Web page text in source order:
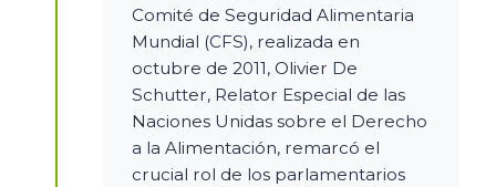
Comité de Seguridad Alimentaria
Mundial (CFS), realizada en
octubre de 2011, Olivier De
Schutter, Relator Especial de las
Naciones Unidas sobre el Derecho
a la Alimentación, remarcó el
crucial rol de los parlamentarios